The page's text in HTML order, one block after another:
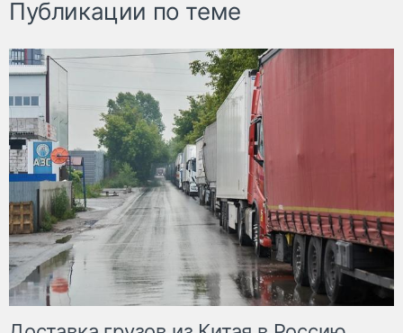
Публикации по теме